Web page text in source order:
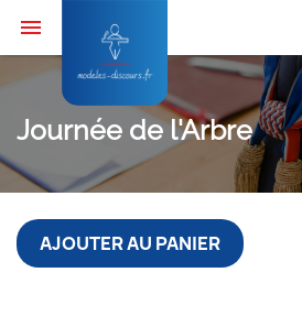

Journée de l'Arbre
AJOUTER AU PANIER